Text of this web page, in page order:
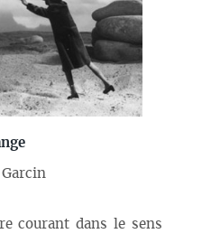
courant dans le sens